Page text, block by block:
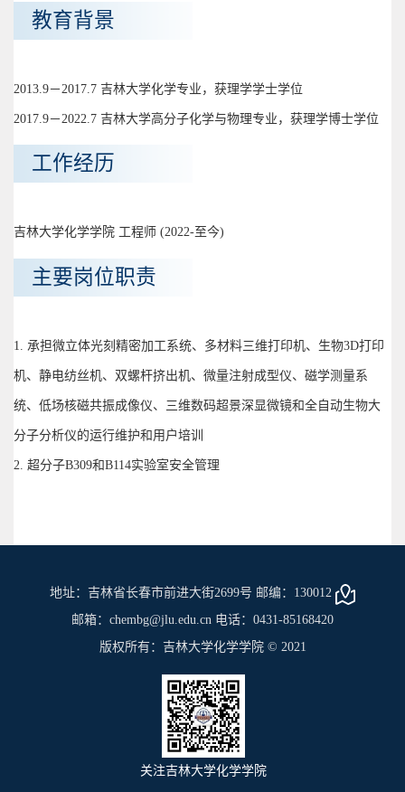
教育背景
2013.9－2017.7 吉林大学化学专业，获理学学士学位
2017.9－2022.7 吉林大学高分子化学与物理专业，获理学博士学位
工作经历
吉林大学化学学院 工程师 (2022-至今)
主要岗位职责
1. 承担微立体光刻精密加工系统、多材料三维打印机、生物3D打印
机、静电纺丝机、双螺杆挤出机、微量注射成型仪、磁学测量系
统、低场核磁共振成像仪、三维数码超景深显微镜和全自动生物大
分子分析仪的运行维护和用户培训
2. 超分子B309和B114实验室安全管理
地址：吉林省长春市前进大街2699号 邮编：130012
邮箱：chembg@jlu.edu.cn 电话：0431-85168420
版权所有：吉林大学化学学院 © 2021
关注吉林大学化学学院